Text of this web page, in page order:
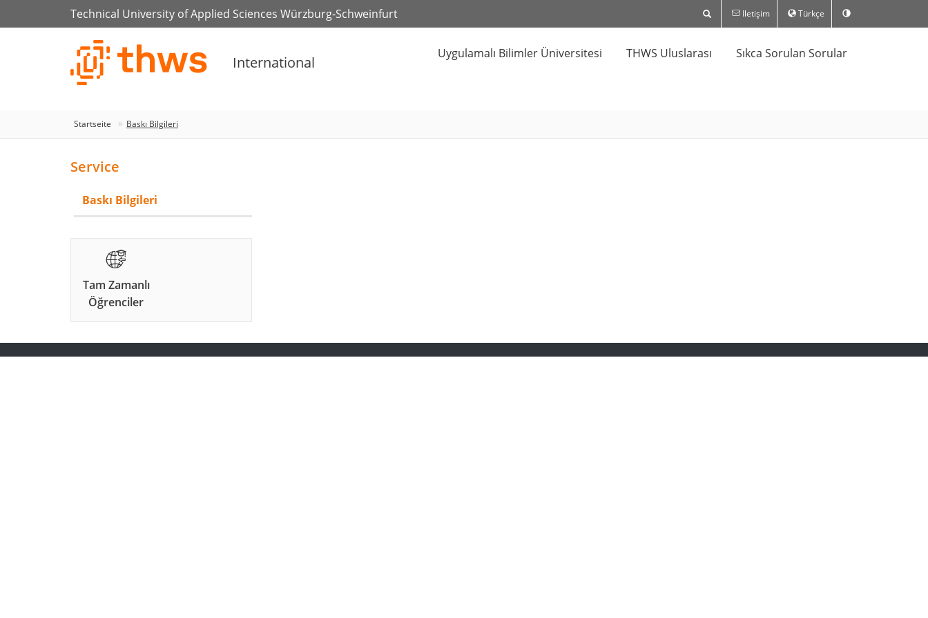
Technical University of Applied Sciences Würzburg-Schweinfurt Iletişim Türkçe
International
Uygulamalı Bilimler Üniversitesi THWS Uluslarası Sıkca Sorulan Sorular
Startseite Baskı Bilgileri
Service
Baskı Bilgileri
Tam Zamanlı
Öğrenciler